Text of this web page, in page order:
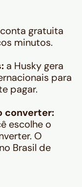
gratuita
minutos.
a Husky gera
para
pagar.
converter:
escolhe o
O
Brasil de